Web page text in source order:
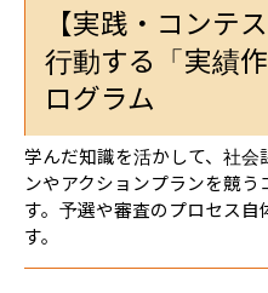
【実践・コンテ
行動する「実績
ログラム
学んだ知識を活かして、社
ンやアクションプランを競
す。予選や審査のプロセス
す。